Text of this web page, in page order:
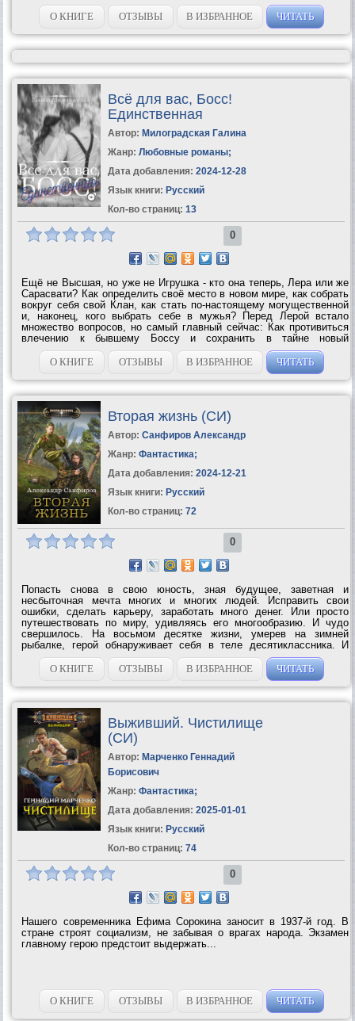
посторонних посягательств, для всех Дим опять должен будет
превратиться в...
О КНИГЕ ОТЗЫВЫ В ИЗБРАННОЕ ЧИТАТЬ
Всё для вас, Босс!
Единственная
Автор: Милоградская Галина
Жанр: Любовные романы;
Дата добавления: 2024-12-28
Язык книги: Русский
Кол-во страниц: 13
0
Ещё не Высшая, но уже не Игрушка - кто она теперь, Лера или же
Сарасвати? Как определить своё место в новом мире, как собрать
вокруг себя свой Клан, как стать по-настоящему могущественной
и, наконец, кого выбрать себе в мужья? Перед Лерой встало
множество вопросов, но самый главный сейчас: Как противиться
влечению к бывшему Боссу и сохранить в тайне новый
контракт?...
О КНИГЕ
ОТЗЫВЫ В ИЗБРАННОЕ ЧИТАТЬ
Вторая жизнь (СИ)
Автор: Санфиров Александр
Жанр: Фантастика;
Дата добавления: 2024-12-21
Язык книги: Русский
Кол-во страниц: 72
0
Попасть снова в свою юность, зная будущее, заветная и
несбыточная мечта многих и многих людей. Исправить свои
ошибки, сделать карьеру, заработать много денег. Или просто
путешествовать по миру, удивляясь его многообразию. И чудо
свершилось. На восьмом десятке жизни, умерев на зимней
рыбалке, герой обнаруживает себя в теле десятиклассника. И
вроде бы перед ним сейчас открыты все пути и дороги, о которых
мечталось вечерами в...
О КНИГЕ ОТЗЫВЫ В ИЗБРАННОЕ ЧИТАТЬ
Выживший. Чистилище
(СИ)
Автор: Марченко Геннадий
Борисович
Жанр: Фантастика;
Дата добавления: 2025-01-01
Язык книги: Русский
Кол-во страниц: 74
0
Нашего современника Ефима Сорокина заносит в 1937-й год. В
стране строят социализм, не забывая о врагах народа. Экзамен
главному герою предстоит выдержать...
О КНИГЕ ОТЗЫВЫ В ИЗБРАННОЕ ЧИТАТЬ